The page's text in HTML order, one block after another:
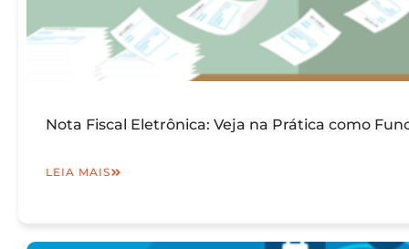
Nota Fiscal Eletrônica: Veja na Prática como
LEIA MAIS